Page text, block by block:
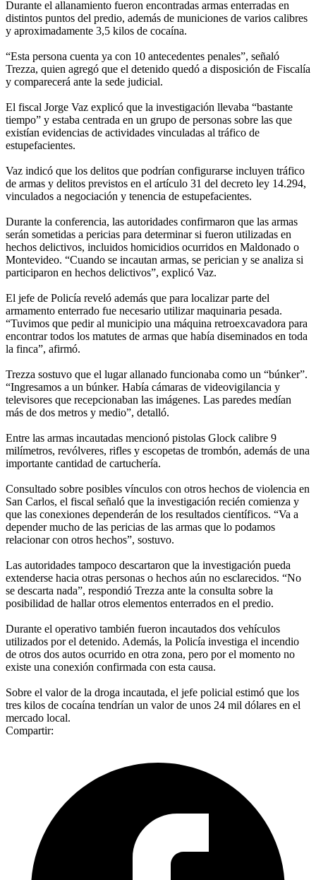
Durante el allanamiento fueron encontradas armas enterradas en
distintos puntos del predio, además de municiones de varios calibres
y aproximadamente 3,5 kilos de cocaína.
“Esta persona cuenta ya con 10 antecedentes penales”, señaló
Trezza, quien agregó que el detenido quedó a disposición de Fiscalía
y comparecerá ante la sede judicial.
El fiscal Jorge Vaz explicó que la investigación llevaba “bastante
tiempo” y estaba centrada en un grupo de personas sobre las que
existían evidencias de actividades vinculadas al tráfico de
estupefacientes.
Vaz indicó que los delitos que podrían configurarse incluyen tráfico
de armas y delitos previstos en el artículo 31 del decreto ley 14.294,
vinculados a negociación y tenencia de estupefacientes.
Durante la conferencia, las autoridades confirmaron que las armas
serán sometidas a pericias para determinar si fueron utilizadas en
hechos delictivos, incluidos homicidios ocurridos en Maldonado o
Montevideo. “Cuando se incautan armas, se perician y se analiza si
participaron en hechos delictivos”, explicó Vaz.
El jefe de Policía reveló además que para localizar parte del
armamento enterrado fue necesario utilizar maquinaria pesada.
“Tuvimos que pedir al municipio una máquina retroexcavadora para
encontrar todos los matutes de armas que había diseminados en toda
la finca”, afirmó.
Trezza sostuvo que el lugar allanado funcionaba como un “búnker”.
“Ingresamos a un búnker. Había cámaras de videovigilancia y
televisores que recepcionaban las imágenes. Las paredes medían
más de dos metros y medio”, detalló.
Entre las armas incautadas mencionó pistolas Glock calibre 9
milímetros, revólveres, rifles y escopetas de trombón, además de una
importante cantidad de cartuchería.
Consultado sobre posibles vínculos con otros hechos de violencia en
San Carlos, el fiscal señaló que la investigación recién comienza y
que las conexiones dependerán de los resultados científicos. “Va a
depender mucho de las pericias de las armas que lo podamos
relacionar con otros hechos”, sostuvo.
Las autoridades tampoco descartaron que la investigación pueda
extenderse hacia otras personas o hechos aún no esclarecidos. “No
se descarta nada”, respondió Trezza ante la consulta sobre la
posibilidad de hallar otros elementos enterrados en el predio.
Durante el operativo también fueron incautados dos vehículos
utilizados por el detenido. Además, la Policía investiga el incendio
de otros dos autos ocurrido en otra zona, pero por el momento no
existe una conexión confirmada con esta causa.
Sobre el valor de la droga incautada, el jefe policial estimó que los
tres kilos de cocaína tendrían un valor de unos 24 mil dólares en el
mercado local.
Compartir: